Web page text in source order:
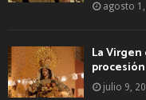
agosto
La
julio 9,